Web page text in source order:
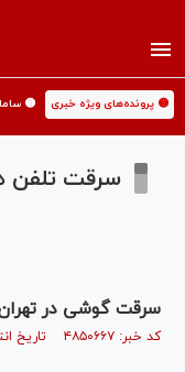
🟡 پرونده‌های ویژه خبری 🟡
سرقت تلفن
سرقت گوشی در
کد خبر: ۴۸۵۰۶۶۷ تاریخ انتشار : ۱۴۰۴/۰۵/۱۹